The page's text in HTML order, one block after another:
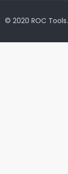
© 2020 ROC Tools.